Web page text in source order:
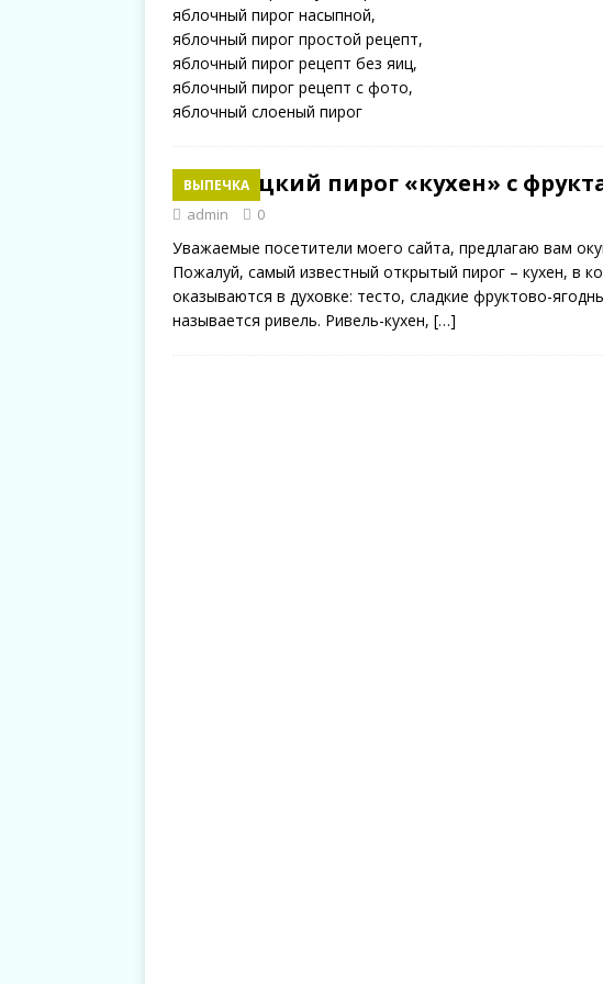
ВЫПЕЧКА
Немецкий пирог «кухен» с
admin 0
Уважаемые посетители моего сайта, предлагаю вам
Пожалуй, самый известный открытый пирог – кухен, в
оказываются в духовке: тесто, сладкие фруктово-
называется ривель. Ривель-кухен, […]